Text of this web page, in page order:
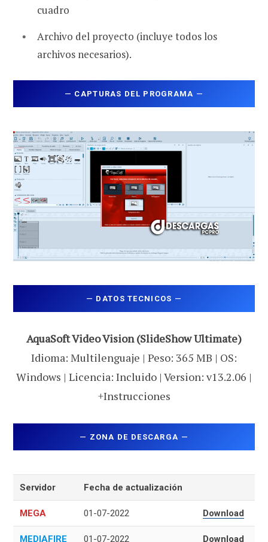
cuadro
Archivo del proyecto (incluye todos los
archivos necesarios).
— CAPTURAS DEL PROGRAMA —
— DATOS TECNICOS —
AquaSoft Video Vision (SlideShow Ultimate)
Idioma: Multilenguaje | Peso: 365 MB | OS:
Windows | Licencia: Incluido | Version: v13.2.06 |
+Instrucciones
— ZONA DE DESCARGA —
Servidor Fecha de actualización
MEGA 01-07-2022 Download
MEDIAFIRE 01-07-2022 Download